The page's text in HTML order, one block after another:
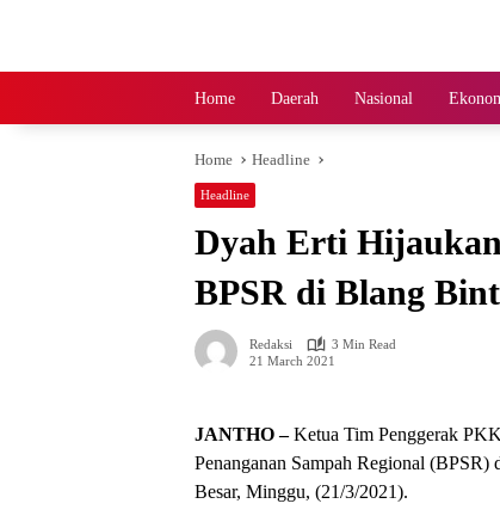
Home Daerah Nasional
Home Headline
Headline
Dyah Erti
BPSR di Blang
Redaksi
3 Min Read
21 March 2021
JANTHO –Ketua Tim Penggerak
Penanganan Sampah Regional
Besar, Minggu, (21/3/2021).